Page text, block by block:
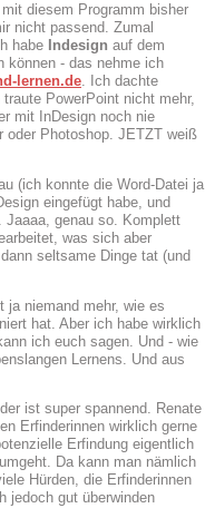
diesem Programm bisher
nicht passend. Zumal
habe Indesign auf dem
können - das nehme ich
lernen.de. Ich dachte
traute PowerPoint nicht mehr,
mit InDesign noch nie
oder Photoshop. JETZT weiß
(ich konnte die Word-Datei ja
eingefügt habe, und
Jaaaa, genau so. Komplett
was sich aber
seltsame Dinge tat (und
ja niemand mehr, wie es
hat. Aber ich habe wirklich
ich euch sagen. Und - wie
Lernens. Und aus
ist super spannend. Renate
Erfinderinnen wirklich gerne
Erfindung eigentlich
Da kann man nämlich
Hürden, die Erfinderinnen
jedoch gut überwinden